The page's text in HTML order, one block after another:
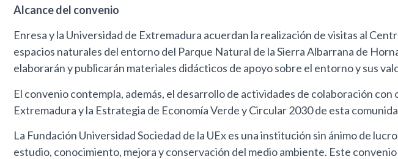
Alcance del convenio
Enresa y la Universidad de Extremadura acuerdan la realización de visitas al
espacios naturales del entorno del Parque Natural de la Sierra Albarrana de
elaborarán y publicarán materiales didácticos de apoyo sobre el entorno y sus
El convenio contempla, además, el desarrollo de actividades de colaboración
Extremadura y la Estrategia de Economía Verde y Circular 2030 de esta
La Fundación Universidad Sociedad de la UEx es una institución sin ánimo de
estudio, conocimiento, mejora y conservación del medio ambiente. Este